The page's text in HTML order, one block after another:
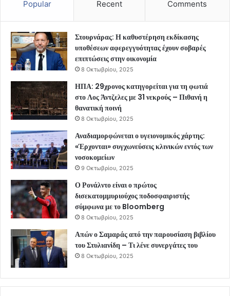
Popular Recent Comments
Στουρνάρας: Η καθυστέρηση εκδίκασης
υποθέσεων αφερεγγυότητας έχουν σοβαρές
επιπτώσεις στην οικονομία
8 Οκτωβρίου, 2025
ΗΠΑ: 29χρονος κατηγορείται για τη φωτιά
στο Λος Άντζελες με 31 νεκρούς – Πιθανή η
θανατική ποινή
8 Οκτωβρίου, 2025
Αναδιαμορφώνεται ο υγειονομικός χάρτης:
«Έρχονται» συγχωνεύσεις κλινικών εντός των
νοσοκομείων
9 Οκτωβρίου, 2025
Ο Ρονάλντο είναι ο πρώτος
δισεκατομμυριούχος ποδοσφαιριστής
σύμφωνα με το Bloomberg
8 Οκτωβρίου, 2025
Απών ο Σαμαράς από την παρουσίαση βιβλίου
του Στυλιανίδη – Τι λένε συνεργάτες του
8 Οκτωβρίου, 2025